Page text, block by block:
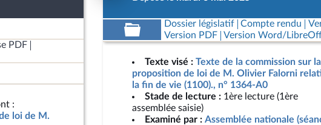
PDF
:
loi de M.
Dossier législatif Compte rendu
Version PDF
Version Word/
Texte visé : Texte de la commission sur la
proposition de loi de M. Olivier Falorni
la fin de vie (1100)., n° 1364-A0
Stade de lecture : 1ère lecture (1ère
assemblée saisie)
Examiné par : Assemblée nationale